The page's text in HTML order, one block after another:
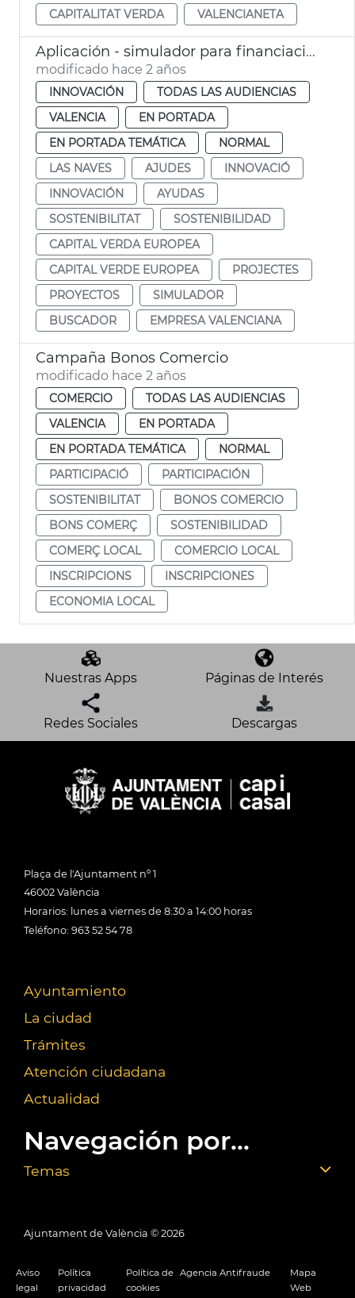
CAPITALITAT VERDA
VALENCIANETA
Aplicación - simulador para financiación proyectos sostenibles
modificado hace 2 años
INNOVACIÓN
TODAS LAS AUDIENCIAS
VALENCIA
EN PORTADA
EN PORTADA TEMÁTICA
NORMAL
LAS NAVES
AJUDES
INNOVACIÓ
INNOVACIÓN
AYUDAS
SOSTENIBILITAT
SOSTENIBILIDAD
CAPITAL VERDA EUROPEA
CAPITAL VERDE EUROPEA
PROJECTES
PROYECTOS
SIMULADOR
BUSCADOR
EMPRESA VALENCIANA
Campaña Bonos Comercio
modificado hace 2 años
COMERCIO
TODAS LAS AUDIENCIAS
VALENCIA
EN PORTADA
EN PORTADA TEMÁTICA
NORMAL
PARTICIPACIÓ
PARTICIPACIÓN
SOSTENIBILITAT
BONOS COMERCIO
BONS COMERÇ
SOSTENIBILIDAD
COMERÇ LOCAL
COMERCIO LOCAL
INSCRIPCIONS
INSCRIPCIONES
ECONOMIA LOCAL
Nuestras Apps Páginas de Interés
Redes Sociales Descargas
Plaça de l'Ajuntament nº 1
46002 València
Horarios: lunes a viernes de 8:30 a 14:00 horas
Teléfono: 963 52 54 78
Ayuntamiento
La ciudad
Trámites
Atención ciudadana
Actualidad
Navegación por...
Temas
Ajuntament de València © 2026
Aviso
legal
Política
privacidad
Política de
cookies
Agencia Antifraude
Mapa
Web